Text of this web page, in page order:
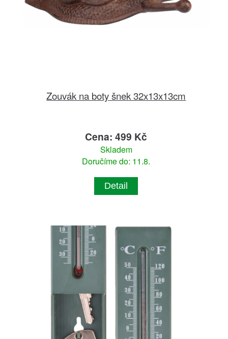
Zouvák na boty šnek 32x13x13cm
Cena: 499 Kč
Skladem
Doručíme do: 11.8.
Detail